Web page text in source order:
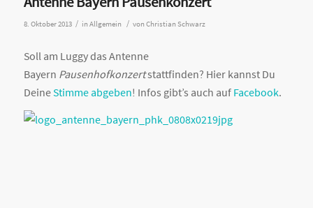
8. Oktober 2013 / in Allgemein / von Christian Schwarz
Soll am Luggy das Antenne
Bayern Pausenhofkonzertstattfinden? Hier kannst Du
DeineStimme abgeben! Infos gibt’s auch auf Facebook.